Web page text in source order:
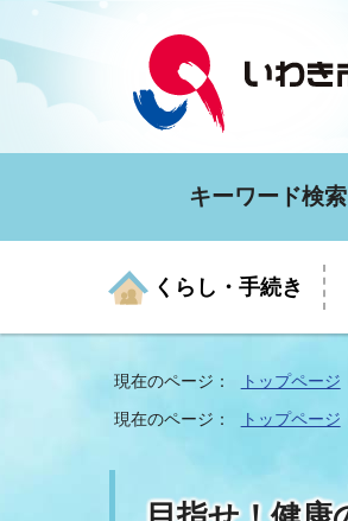
キーワード検索
くらし・手続き
くらしの手続きガイド
年金・保険
生涯学習
医療
高齢者福祉・介護
お知らせ
目的から探す
入札・契約
企業立地
市の紹介
市の統計
現在のページ： トップページ
現在のページ：
トップページ